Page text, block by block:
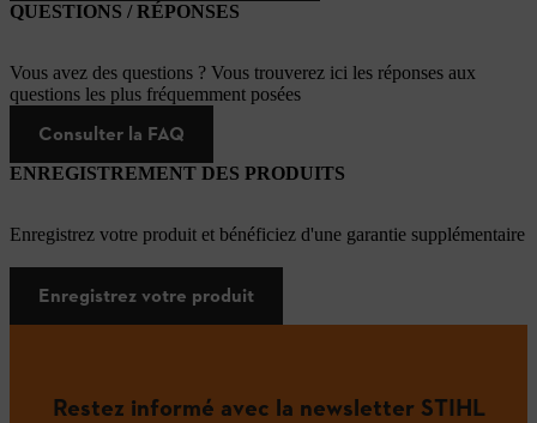
QUESTIONS / RÉPONSES
Vous avez des questions ? Vous trouverez ici les réponses aux
questions les plus fréquemment posées
Consulter la FAQ
ENREGISTREMENT DES PRODUITS
Enregistrez votre produit et bénéficiez d'une garantie supplémentaire
Enregistrez votre produit
Restez informé avec la newsletter STIHL